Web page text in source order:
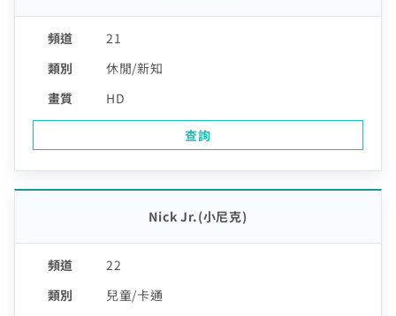
21
休閒/新知
HD
查詢
22
Nick Jr.(小尼克)
兒童/卡通
訪客查詢帳單繳費